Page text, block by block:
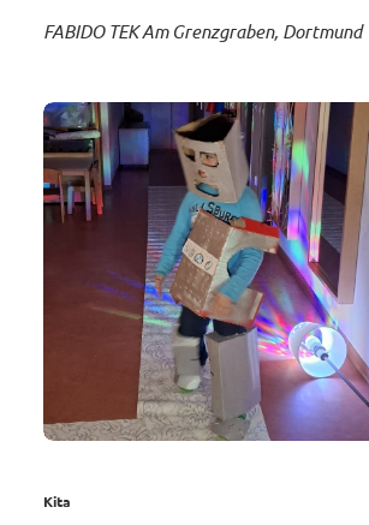
FABIDO TEK Am Grenzgraben, Dortmund
Kita